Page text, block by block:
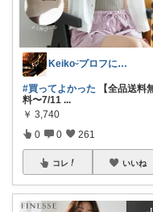
Keikoᵕ̈プロフにお礼(*ᴗˬᴗ)
#買ってよかった 【全品送料
料〜7/11 ...
￥ 3,740
0 0 261
コレ いいね